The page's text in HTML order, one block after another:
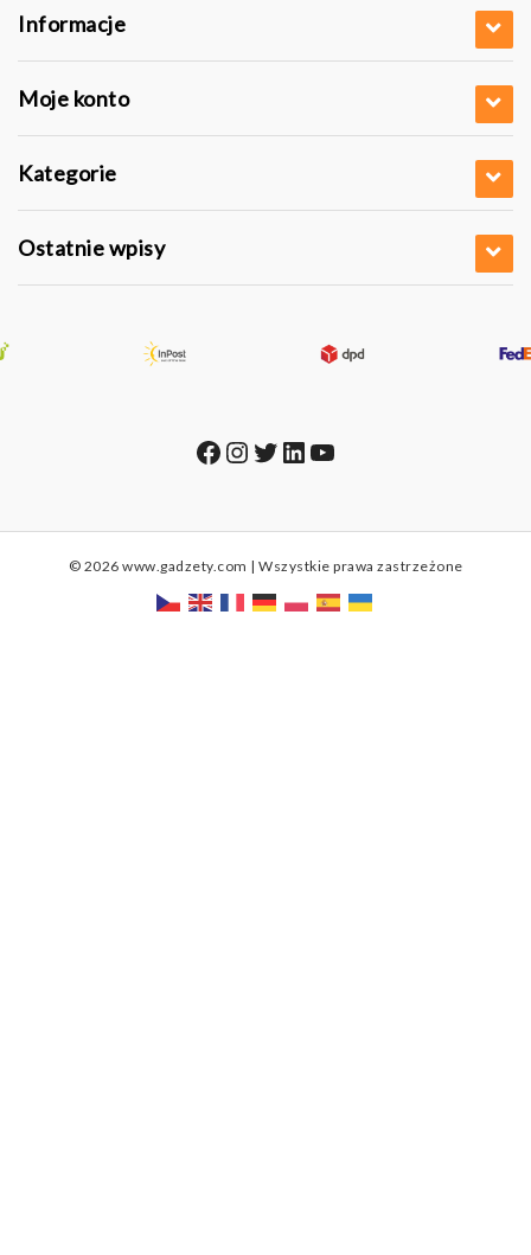
Informacje
Moje konto
Kategorie
Ostatnie wpisy
Facebook
Instagram
Twitter
LinkedIn
YouTube
© 2026 www.gadzety.com | Wszystkie prawa zastrzeżone